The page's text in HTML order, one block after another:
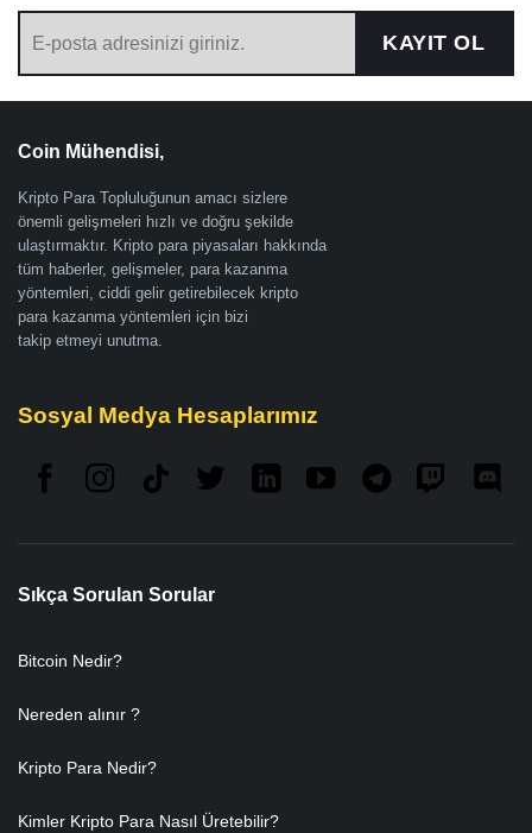
KAYIT OL
Coin Mühendisi,
Kripto Para Topluluğunun amacı sizlere
önemli gelişmeleri hızlı ve doğru şekilde
ulaştırmaktır. Kripto para piyasaları hakkında
tüm haberler, gelişmeler, para kazanma
yöntemleri, ciddi gelir getirebilecek kripto
para kazanma yöntemleri için bizi
takip etmeyi unutma.
Sosyal Medya Hesaplarımız
Sıkça Sorulan Sorular
Bitcoin Nedir?
Nereden alınır ?
Kripto Para Nedir?
Kimler Kripto Para Nasıl Üretebilir?